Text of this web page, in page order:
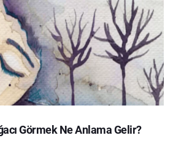
Görmek Ne Anlama Gelir?